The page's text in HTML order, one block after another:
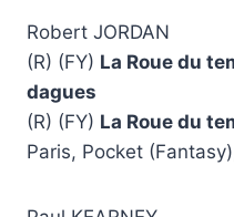
Robert JORDAN
(R) (FY) La Roue du
dagues
(R) (FY) La Roue du
Paris, Pocket